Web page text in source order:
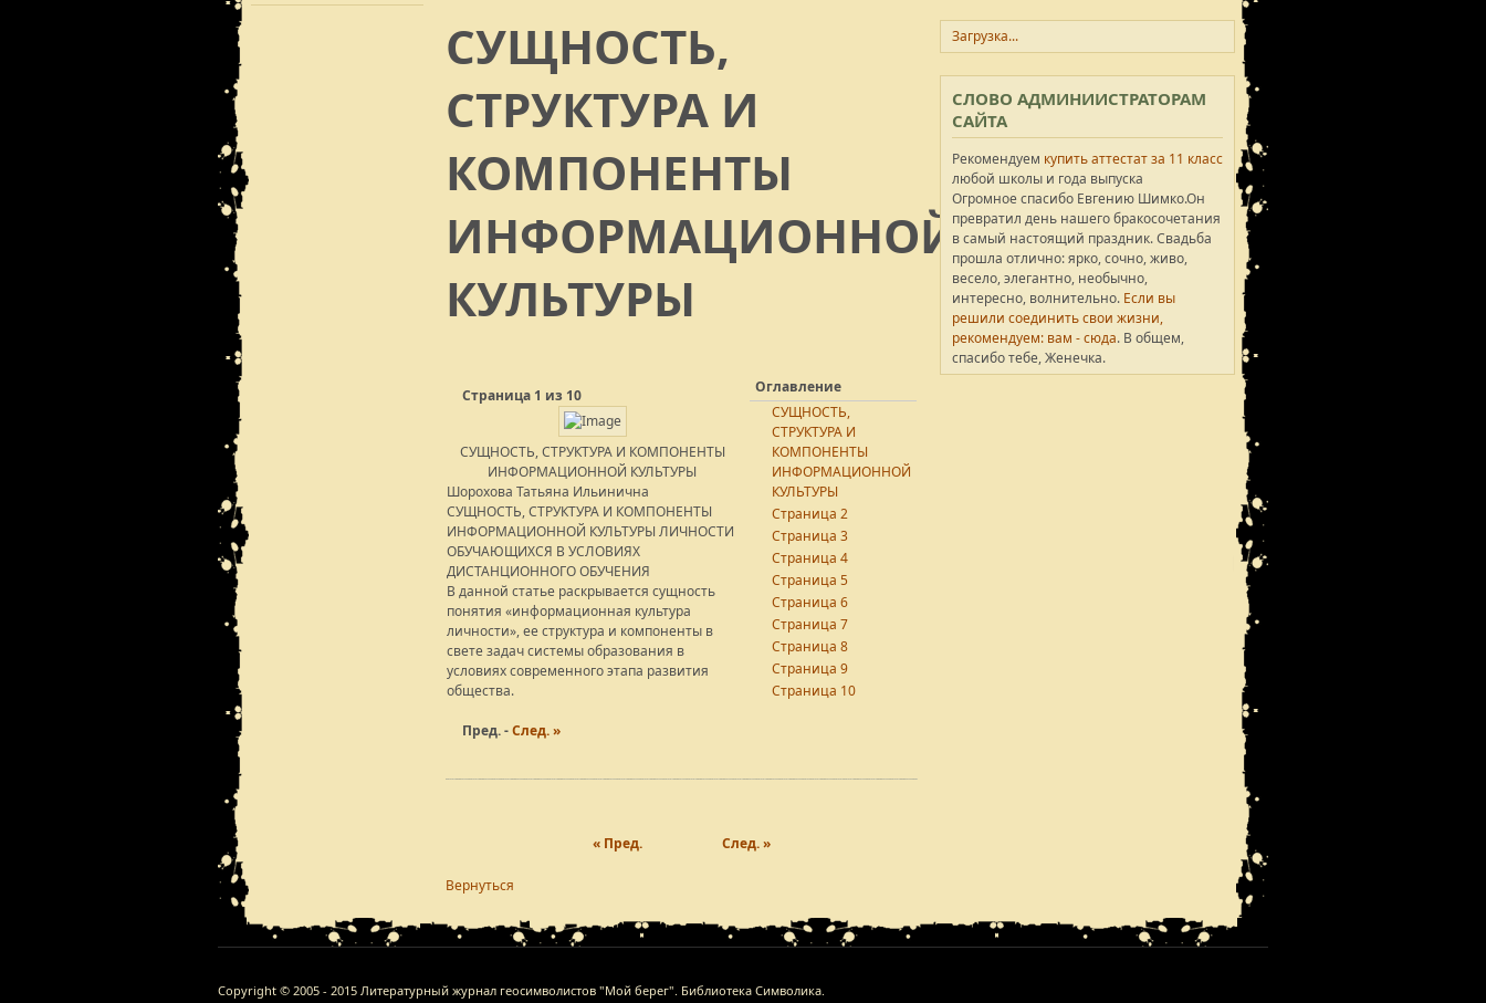
СУЩНОСТЬ,
СТРУКТУРА И
КОМПОНЕНТЫ
ИНФОРМАЦИОННОЙ
КУЛЬТУРЫ
Оглавление
СУЩНОСТЬ,
СТРУКТУРА И
КОМПОНЕНТЫ
ИНФОРМАЦИОННОЙ
КУЛЬТУРЫ
Страница 2
Страница 3
Страница 4
Страница 5
Страница 6
Страница 7
Страница 8
Страница 9
Страница 10
Страница 1 из 10
СУЩНОСТЬ, СТРУКТУРА И КОМПОНЕНТЫ
ИНФОРМАЦИОННОЙ КУЛЬТУРЫ
Шорохова Татьяна Ильинична
СУЩНОСТЬ, СТРУКТУРА И КОМПОНЕНТЫ
ИНФОРМАЦИОННОЙ КУЛЬТУРЫ ЛИЧНОСТИ
ОБУЧАЮЩИХСЯ В УСЛОВИЯХ
ДИСТАНЦИОННОГО ОБУЧЕНИЯ
В данной статье раскрывается сущность
понятия «информационная культура
личности», ее структура и компоненты в
свете задач системы образования в
условиях современного этапа развития
общества.
Пред. -След. »
« Пред. След. »
Вернуться
Загрузка...
СЛОВО АДМИНИИСТРАТОРАМ
САЙТА
Рекомендуем купить аттестат за 11 класс
любой школы и года выпуска
Огромное спасибо Евгению Шимко.Он
превратил день нашего бракосочетания
в самый настоящий праздник. Свадьба
прошла отлично: ярко, сочно, живо,
весело, элегантно, необычно,
интересно, волнительно. Если вы
решили соединить свои жизни,
рекомендуем: вам - сюда. В общем,
спасибо тебе, Женечка.
Copyright © 2005 - 2015 Литературный журнал геосимволистов "Мой берег". Библиотека Символика.